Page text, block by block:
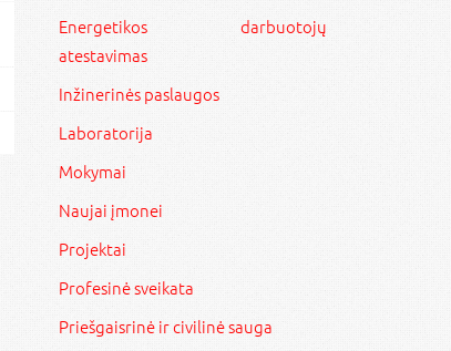
Energetikos darbuotojų
atestavimas
Inžinerinės paslaugos
Laboratorija
Mokymai
Naujai įmonei
Projektai
Profesinė sveikata
Priešgaisrinė ir civilinė sauga